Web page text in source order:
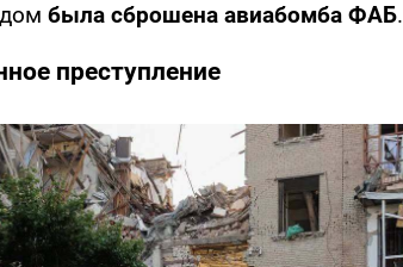
была сброшена авиабомба ФАБ.
преступление